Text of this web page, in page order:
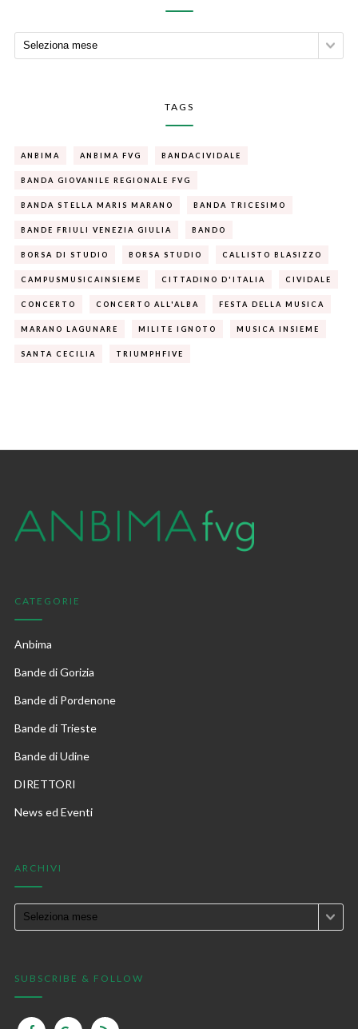
TAGS
ANBIMA ANBIMA FVG BANDACIVIDALE
BANDA GIOVANILE REGIONALE FVG
BANDA STELLA MARIS MARANO BANDA TRICESIMO
BANDE FRIULI VENEZIA GIULIA BANDO
BORSA DI STUDIO BORSA STUDIO CALLISTO BLASIZZO
CAMPUSMUSICAINSIEME CITTADINO D'ITALIA CIVIDALE
CONCERTO CONCERTO ALL'ALBA FESTA DELLA MUSICA
MARANO LAGUNARE MILITE IGNOTO MUSICA INSIEME
SANTA CECILIA TRIUMPHFIVE
CATEGORIE
Anbima
Bande di Gorizia
Bande di Pordenone
Bande di Trieste
Bande di Udine
DIRETTORI
News ed Eventi
ARCHIVI
SUBSCRIBE & FOLLOW